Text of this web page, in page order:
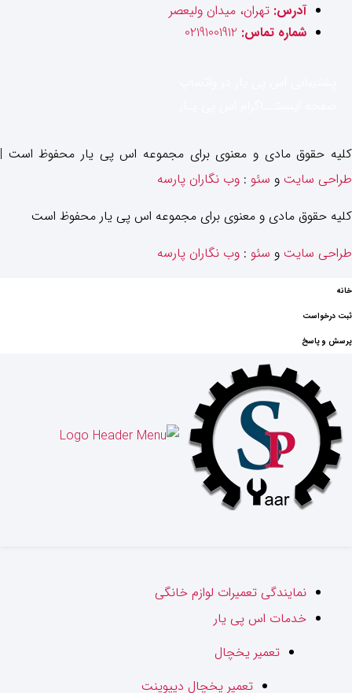
آدرس: تهران، میدان ولیعصر
شماره تماس:
کلیه حقوق مادی و معنوی برای مجموعه اس پی یار محفوظ است |
طراحی سایت و سئو : وب نگاران پارسه
کلیه حقوق مادی و معنوی برای مجموعه اس پی یار محفوظ است
طراحی سایت و سئو : وب نگاران پارسه
خانه
ثبت درخواست
پرسش و پاسخ
نمایندگی تعمیرات لوازم خانگی
خدمات اس پی یار
تعمیر یخچال
تعمیر یخچال دیپوینت